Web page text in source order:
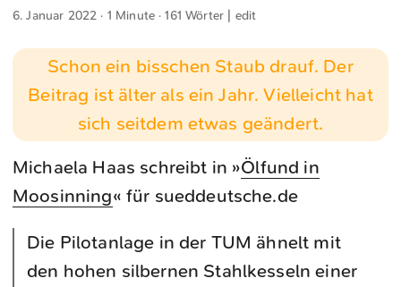
6. Januar 2022 · 1 Minute · 161 Wörter | edit
Schon ein bisschen Staub drauf. Der
Beitrag ist älter als ein Jahr. Vielleicht hat
sich seitdem etwas geändert.
Michaela Haas schreibt in »Ölfund in
Moosinning« für sueddeutsche.de
Die Pilotanlage in der TUM ähnelt mit
den hohen silbernen Stahlkesseln einer